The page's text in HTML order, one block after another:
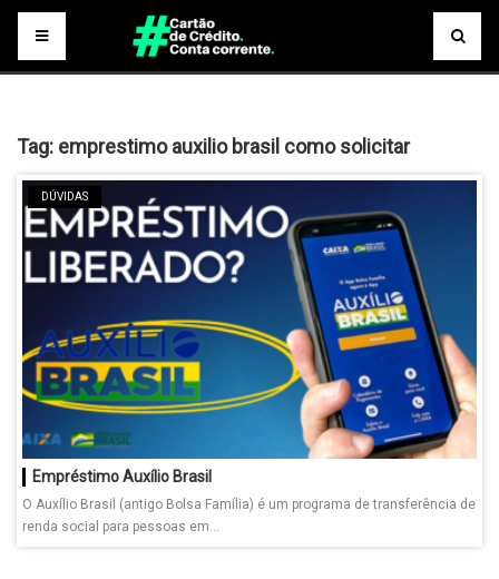
Tag: emprestimo auxilio brasil como solicitar
DÚVIDAS
Empréstimo Auxílio Brasil
O Auxílio Brasil (antigo Bolsa Família) é um programa de transferência de
renda social para pessoas em...